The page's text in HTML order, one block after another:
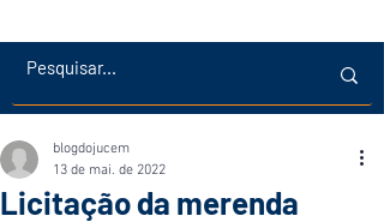
Licitação da merenda
blogdojucem
13 de mai. de 2022